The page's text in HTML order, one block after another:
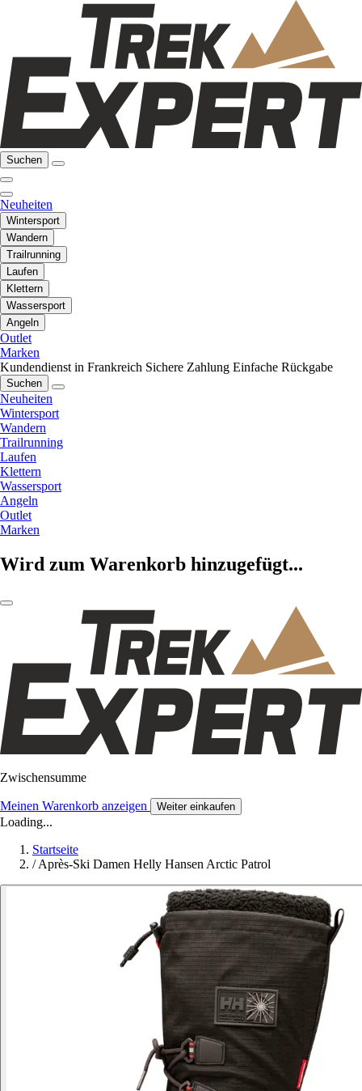
Suchen
Neuheiten
Wintersport
Wandern
Trailrunning
Laufen
Klettern
Wassersport
Angeln
Outlet
Marken
Kundendienst in Frankreich Sichere Zahlung Einfache Rückgabe
Suchen
Neuheiten
Wintersport
Wandern
Trailrunning
Laufen
Klettern
Wassersport
Angeln
Outlet
Marken
Wird zum Warenkorb hinzugefügt...
Zwischensumme
Meinen Warenkorb anzeigen Weiter einkaufen
Loading...
Startseite
/ Après-Ski Damen Helly Hansen Arctic Patrol